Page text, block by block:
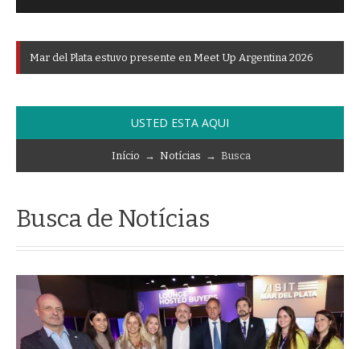
Mar d el Pl ata estuvo presente en Meet Up Argentina 2026
USTED ESTA AQUI
Início → Notícias → Busca
Busca de Notícias